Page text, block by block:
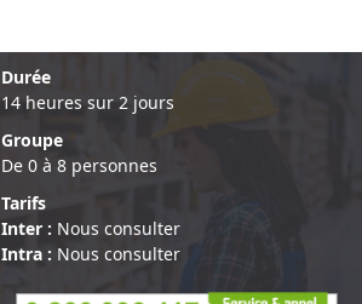
Durée
14 heures sur 2 jours
Groupe
De 0 à 8 personnes
Tarifs
Inter : Nous consulter
Intra : Nous consulter